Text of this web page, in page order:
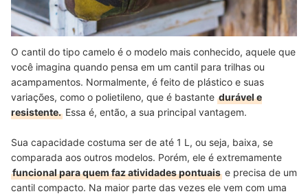
O cantil do tipo camelo é o modelo mais conhecido, aquele que
você imagina quando pensa em um cantil para trilhas ou
acampamentos. Normalmente, é feito de plástico e suas
variações, como o polietileno, que é bastante durável e
resistente. Essa é, então, a sua principal vantagem.
Sua capacidade costuma ser de até 1 L, ou seja, baixa, se
comparada aos outros modelos. Porém, ele é extremamente
funcional para quem faz atividades pontuais e precisa de um
cantil compacto. Na maior parte das vezes ele vem com uma